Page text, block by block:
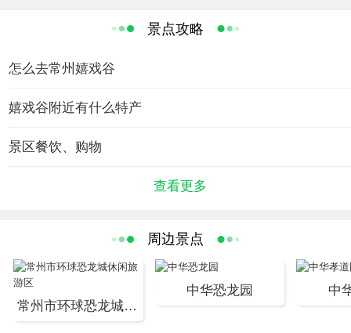
坐公交） 线路2: 无锡客运站（旅游集散中心） 直达 嬉戏谷
【上海、苏州方向】： 1、沪宁高速→锡宜高速→阳山出口
湖湾 【南京出发】： 1、宁杭高速→（宜兴转）锡宜高速
（无锡方向）→常州漕桥出口下→太湖湾 2、沪宁高速→无
宜高速（无锡方向）→常州漕桥→太湖湾 【扬州、镇江方
沿江高速（常州方向）→武进出口下→常漕路（往向）→
漕桥（往东）→太湖湾 【南通、泰州方向】： 过江阴大桥
→锡澄高速（无锡方向）→锡宜高速（宜兴方向）→常州
漕桥出口下→太湖湾
现代人在城市生活中，都抱有一番逃逸繁杂的自由理想。想短暂摆
虫鸣，呼吸清新氧气、观望漫天星空、赏玩奇幻夜景。
常州嬉戏谷拥抱着这绵延群山和浩渺太湖， 即将拉开帷幕的“电音
璨夏夜。据悉，常州第三届“延陵之夏”主题活动也将与常州嬉戏谷
夏日因夜色而格外生动。
摩尔庄园区
景点攻略
怎么去常州嬉戏谷
嬉戏谷附近有什么特产
景区餐饮、购物
查看更多
周边景点
常州市环球恐龙城休闲旅游区
中华恐龙园 中